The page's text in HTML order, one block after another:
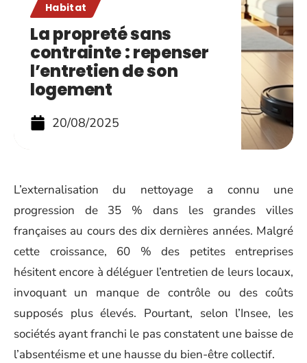
Habitat
La propreté sans
contrainte : repenser
l’entretien de son
logement
20/08/2025
L’externalisation du nettoyage a connu une
progression de 35 % dans les grandes villes
françaises au cours des dix dernières années. Malgré
cette croissance, 60 % des petites entreprises
hésitent encore à déléguer l’entretien de leurs locaux,
invoquant un manque de contrôle ou des coûts
supposés plus élevés. Pourtant, selon l’Insee, les
sociétés ayant franchi le pas constatent une baisse de
l’absentéisme et une hausse du bien-être collectif.